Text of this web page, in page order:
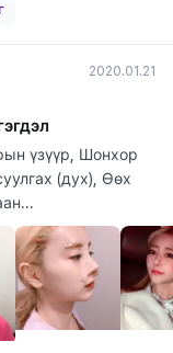
2020.01.21
үзүүр, Шонхор
(дух), Өөх
Хагалгаан...